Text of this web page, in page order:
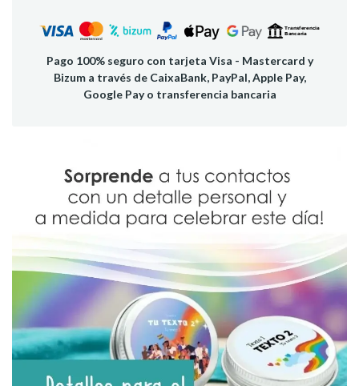
Pago 100% seguro con tarjeta Visa - Mastercard y
Bizum a través de CaixaBank, PayPal, Apple Pay,
Google Pay o transferencia bancaria